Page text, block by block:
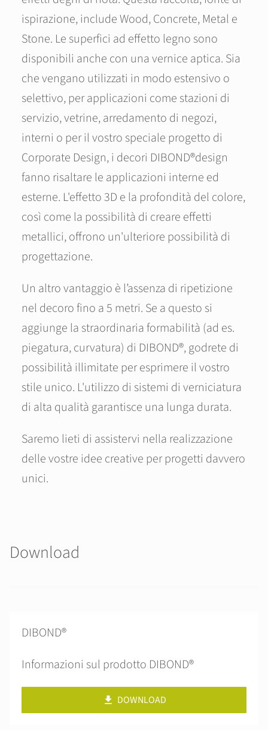
ispirazione, include Wood, Concrete, Metal e
Stone. Le superfici ad effetto legno sono
disponibili anche con una vernice aptica. Sia
che vengano utilizzati in modo estensivo o
selettivo, per applicazioni come stazioni di
servizio, vetrine, arredamento di negozi,
interni o per il vostro speciale progetto di
Corporate Design, i decori DIBOND®design
fanno risaltare le applicazioni interne ed
esterne. L'effetto 3D e la profondità del colore,
così come la possibilità di creare effetti
metallici, offrono un'ulteriore possibilità di
progettazione.
Un altro vantaggio è l’assenza di ripetizione
nel decoro fino a 5 metri. Se a questo si
aggiunge la straordinaria formabilità (ad es.
piegatura, curvatura) di DIBOND®, godrete di
possibilità illimitate per esprimere il vostro
stile unico. L'utilizzo di sistemi di verniciatura
di alta qualità garantisce una lunga durata.
Saremo lieti di assistervi nella realizzazione
delle vostre idee creative per progetti davvero
unici.
Download
DIBOND®
Informazioni sul prodotto DIBOND®
DOWNLOAD